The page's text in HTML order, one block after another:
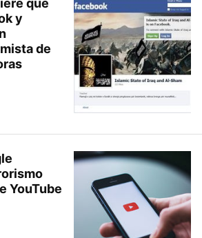
que
y
de
YouTube